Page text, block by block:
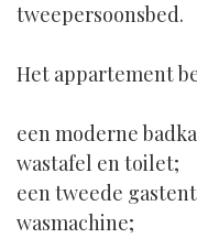
tweepersoonsbed.
Het appartement
een moderne
wastafel en toilet;
een tweede
wasmachine;